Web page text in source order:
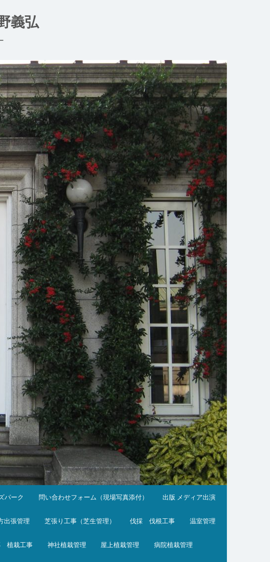
義弘
パーク 問い合わせフォーム（現場写真添付） 出版 メディア出演
出張管理 芝張り工事（芝生管理） 伐採 伐根工事 温室管理
植栽工事 神社植栽管理 屋上植栽管理 病院植栽管理